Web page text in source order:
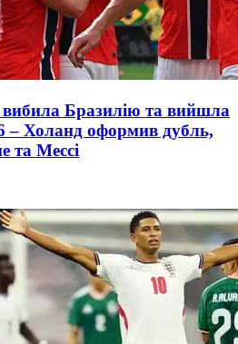
вибила Бразилію та вийшла
– Холанд оформив дубль,
та Мессі